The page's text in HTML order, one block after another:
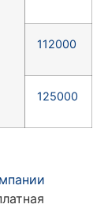
112000
125000